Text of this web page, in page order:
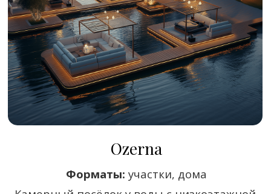
Клубный проект в формате европейского
квартала. Закрытая территория
и продуманная планировка для
комфортной и спокойной жизни.
9 км от МКАДа